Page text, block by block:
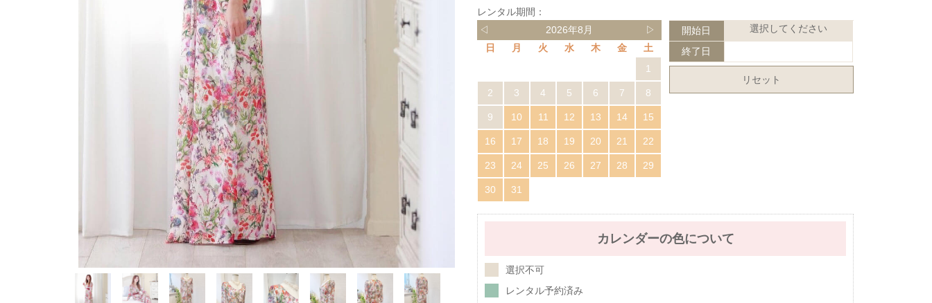
レンタル期間：
◁
2026年8月
▷
日
月 火 水 木 金
土
1
2 3 4 5 6 7 8
9 10 11 12 13 14 15
16 17 18 19 20 21 22
23 24 25 26 27 28 29
30 31
開始日 選択してください
終了日
リセット
カレンダーの色について
選択不可
レンタル予約済み